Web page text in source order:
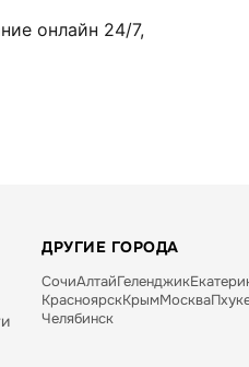
онлайн 24/7,
ДРУГИЕ ГОРОДА
СочиАлтайГеленджик
КрасноярскКрымМосква
Челябинск